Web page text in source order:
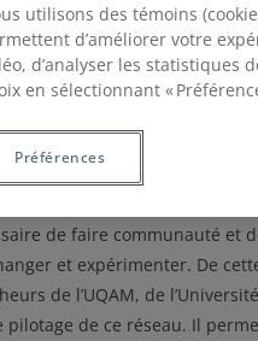
RELIA sur la dénotation (7
souligné la nécessité d’une
une/des pratiques
de faire communauté et
et expérimenter. De
de l’UQAM, de
de ce réseau. Il
utilisons des témoins
d’améliorer votre
d’analyser les statistiques
en sélectionnant «
Préférences